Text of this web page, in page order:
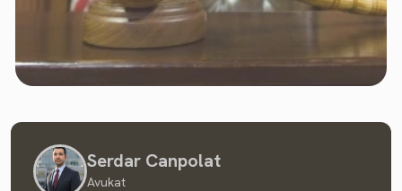
Serdar Canpolat
Avukat